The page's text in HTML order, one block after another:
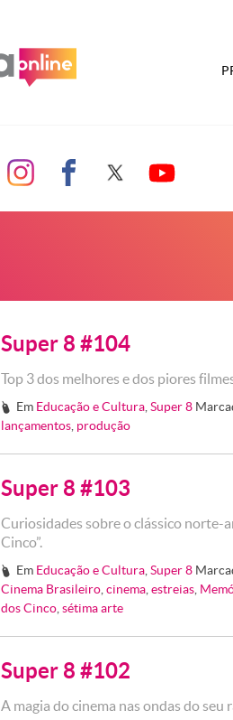
Super 8 #104
Top 3 dos melhores e dos piores
# Em Educação e Cultura ,Super 8
lançamentos produção
Super 8 #103
Curiosidades sobre o clássico norte-
Cinco”.
# Em Educação e Cultura ,Super 8
Cinema Brasileiro cinema estreias
dos Cinco sétima arte
Super 8 #102
A magia do cinema nas ondas do